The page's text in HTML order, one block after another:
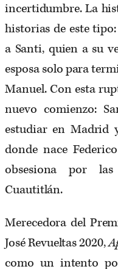
incertidumbre. La
historias de este
a Santi, quien a su
esposa solo para
Manuel. Con esta
nuevo comienzo:
estudiar en Madrid
donde nace
obsesiona por
Cuautitlán.
Merecedora del
José Revueltas 2020,
como un intento